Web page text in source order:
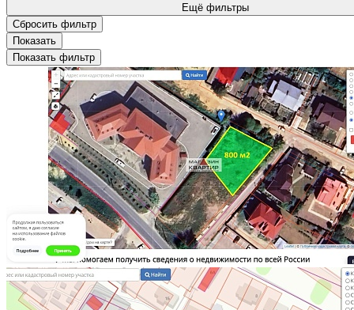
Ещё фильтры
Показать фильтр